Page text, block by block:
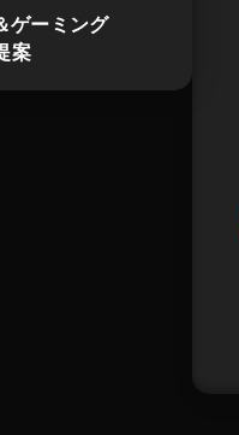
ゲーミング
案